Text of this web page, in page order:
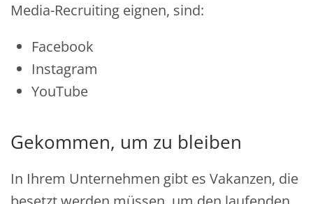
Media-Recruiting eignen, sind:
Facebook
Instagram
YouTube
Gekommen, um zu bleiben
In Ihrem Unternehmen gibt es Vakanzen, die